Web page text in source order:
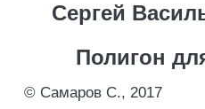
Сергей
Полигон
© Самаров С., 2017